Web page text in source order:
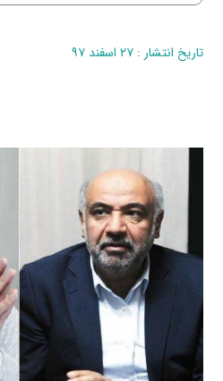
تاریخ انتشار : ۲۷ اسفند ۹۷